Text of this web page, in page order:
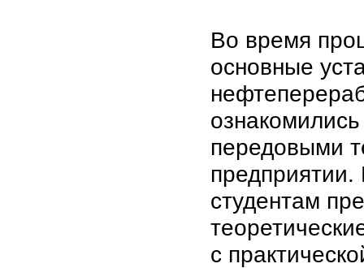
Во время
основные
передовыми
предприятии.
студентам
с